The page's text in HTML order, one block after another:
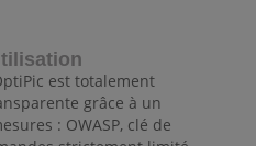
est totalement
grâce à un
: OWASP, clé de